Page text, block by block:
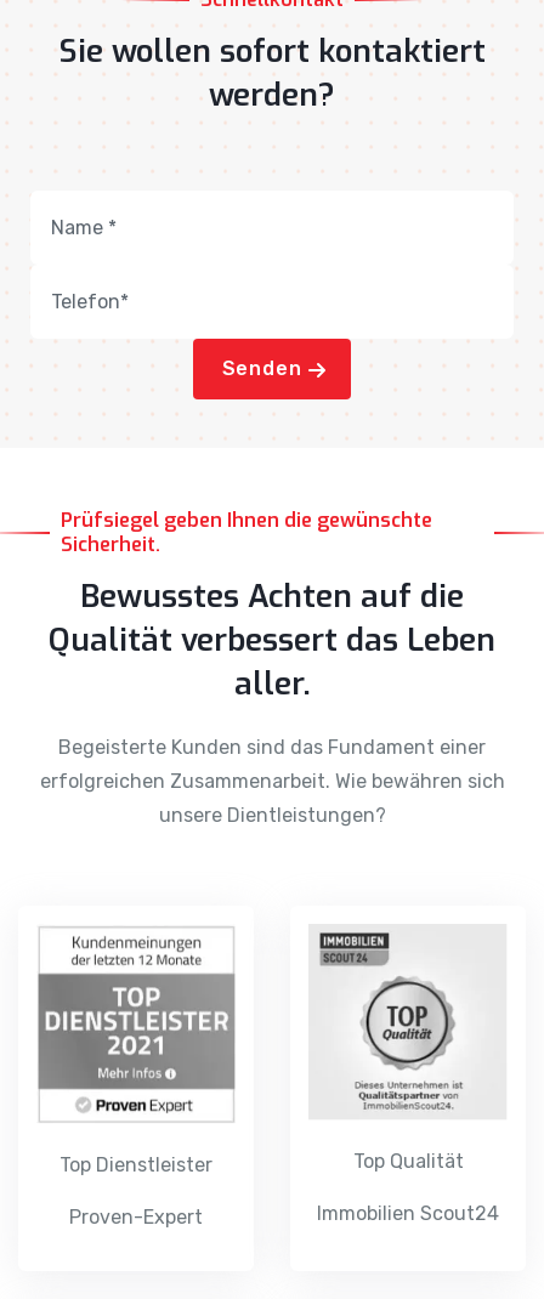
Sie wollen sofort kontaktiert
werden?
Senden
Prüfsiegel geben Ihnen die gewünschte
Sicherheit.
Bewusstes Achten auf die
Qualität verbessert das Leben
aller.
Begeisterte Kunden sind das Fundament einer
erfolgreichen Zusammenarbeit. Wie bewähren sich
unsere Dientleistungen?
Top Dienstleister
Proven-Expert
Top Qualität
Immobilien Scout24